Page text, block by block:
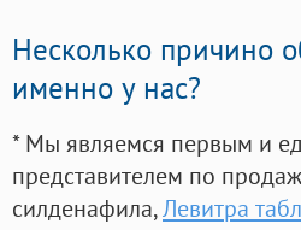
Несколько причино
именно у нас?
* Мы являемся первым и
представителем по
силденафила,Левитра